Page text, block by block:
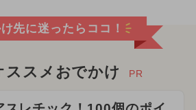
ベント
ベント
ベント
先に迷ったらココ！
ススメおでかけ PR